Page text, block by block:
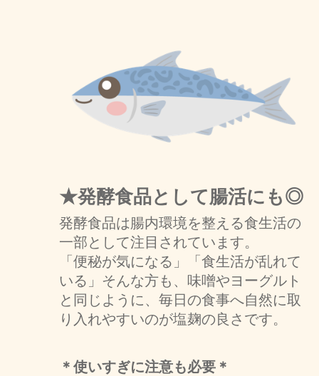
★発酵食品として腸活にも◎
発酵食品は腸内環境を整える食生活の
一部として注目されています。
「便秘が気になる」「食生活が乱れて
いる」そんな方も、味噌やヨーグルト
と同じように、毎日の食事へ自然に取
り入れやすいのが塩麹の良さです。
＊使いすぎに注意も必要＊